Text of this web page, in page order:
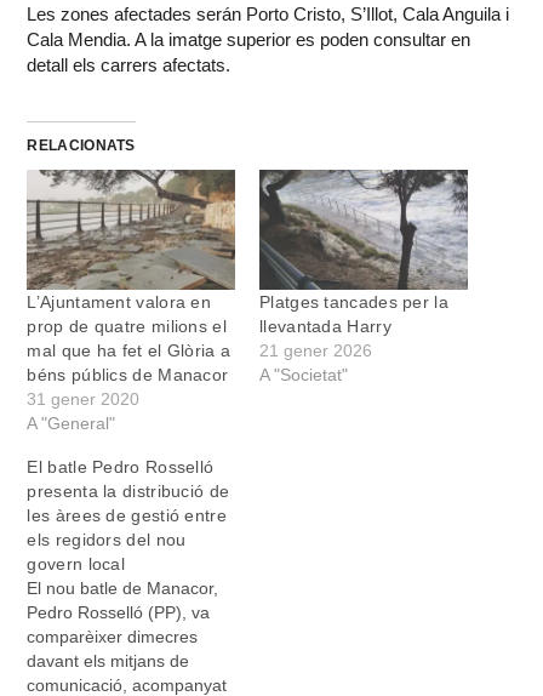
Les zones afectades serán Porto Cristo, S’Illot, Cala Anguila i
Cala Mendia. A la imatge superior es poden consultar en
detall els carrers afectats.
RELACIONATS
L’Ajuntament valora en
prop de quatre milions el
mal que ha fet el Glòria a
béns públics de Manacor
31 gener 2020
A "General"
Platges tancades per la
llevantada Harry
21 gener 2026
A "Societat"
El batle Pedro Rosselló
presenta la distribució de
les àrees de gestió entre
els regidors del nou
govern local
El nou batle de Manacor,
Pedro Rosselló (PP), va
comparèixer dimecres
davant els mitjans de
comunicació, acompanyat